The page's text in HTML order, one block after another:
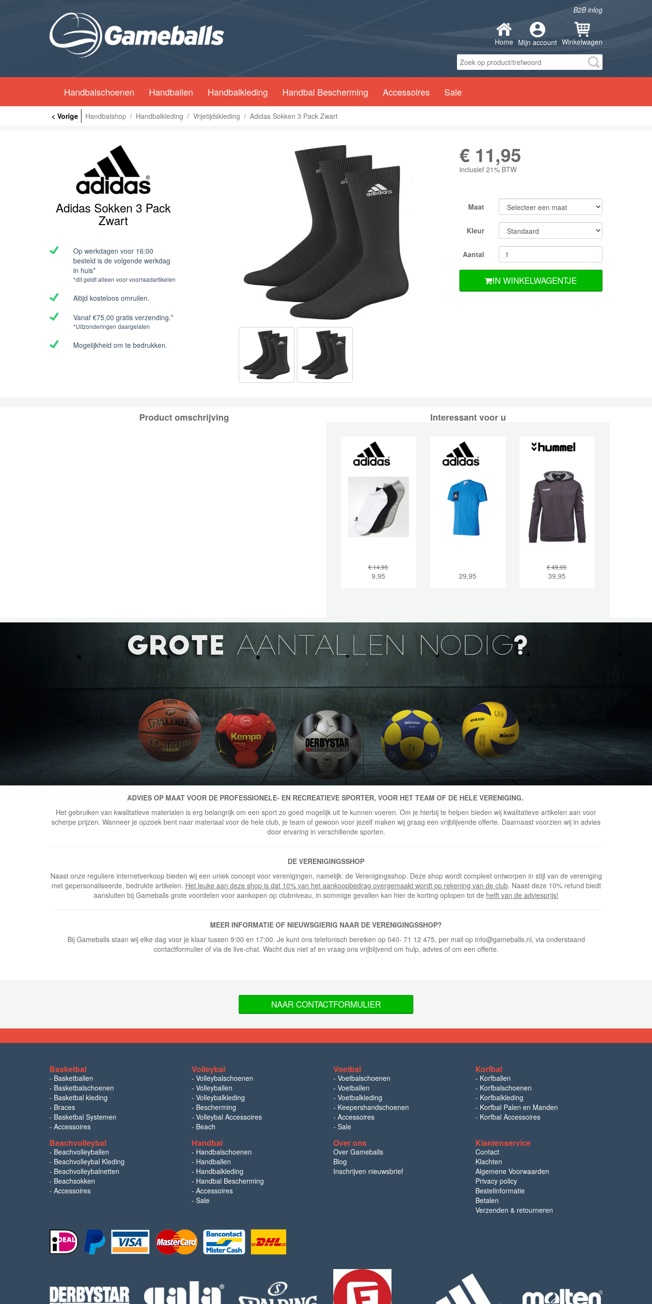
B2B inlog
Home Mijn account Winkelwagen
Handbalschoenen Handballen Handbalkleding Handbal Bescherming Accessoires Sale
< Vorige Handbalshop / Handbalkleding / Vrijetijdskleding / Adidas Sokken 3 Pack Zwart
Adidas Sokken 3 Pack
Zwart
Op werkdagen voor 16:00
besteld is de volgende werkdag
in huis*
*dit geldt alleen voor voorraadartikelen
Altijd kosteloos omruilen.
Vanaf €75,00 gratis verzending.*
*Uitzonderingen daargelaten
Mogelijkheid om te bedrukken.
€ 11,95
inclusief 21% BTW
Maat
Kleur
Aantal
IN WINKELWAGENTJE
Product omschrijving Interessant voor u
€ 14,95
9,95 29,95
€ 49,95
39,95
ADVIES OP MAAT VOOR DE PROFESSIONELE- EN RECREATIEVE SPORTER, VOOR HET TEAM OF DE HELE VERENIGING.
Het gebruiken van kwalitatieve materialen is erg belangrijk om een sport zo goed mogelijk uit te kunnen voeren. Om je hierbij te helpen bieden wij kwalitatieve artikelen aan voor
scherpe prijzen. Wanneer je opzoek bent naar materiaal voor de hele club, je team of gewoon voor jezelf maken wij graag een vrijblijvende offerte. Daarnaast voorzien wij in advies
door ervaring in verschillende sporten.
DE VERENIGINGSSHOP
Naast onze reguliere internetverkoop bieden wij een uniek concept voor verenigingen, namelijk: de Verenigingsshop. Deze shop wordt compleet ontworpen in stijl van de vereniging
met gepersonaliseerde, bedrukte artikelen. Het leuke aan deze shop is dat 10% van het aankoopbedrag overgemaakt wordt op rekening van de club. Naast deze 10% refund biedt
aansluiten bij Gameballs grote voordelen voor aankopen op clubniveau, in sommige gevallen kan hier de korting oplopen tot de helft van de adviesprijs!
MEER INFORMATIE OF NIEUWSGIERIG NAAR DE VERENIGINGSSHOP?
Bij Gameballs staan wij elke dag voor je klaar tussen 9:00 en 17:00. Je kunt ons telefonisch bereiken op 040- 71 12 475, per mail op info@gameballs.nl, via onderstaand
contactformulier of via de live-chat. Wacht dus niet af en vraag ons vrijblijvend om hulp, advies of om een offerte.
NAAR CONTACTFORMULIER
Basketbal
- Basketballen
- Basketbalschoenen
- Basketbal kleding
- Braces
- Basketbal Systemen
- Accessoires
Volleybal
- Volleybalschoenen
- Volleyballen
- Volleybalkleding
- Bescherming
- Volleybal Accessoires
- Beach
Voetbal
- Voetbalschoenen
- Voetballen
- Voetbalkleding
- Keepershandschoenen
- Accessoires
- Sale
Korfbal
- Korfballen
- Korfbalschoenen
- Korfbalkleding
- Korfbal Palen en Manden
- Korfbal Accessoires
Beachvolleybal
- Beachvolleyballen
- Beachvolleybal Kleding
- Beachvolleybalnetten
- Beachsokken
- Accessoires
Handbal
- Handbalschoenen
- Handballen
- Handbalkleding
- Handbal Bescherming
- Accessoires
- Sale
Over ons
Over Gameballs
Blog
Inschrijven nieuwsbrief
Klantenservice
Contact
Klachten
Algemene Voorwaarden
Privacy policy
Bestelinformatie
Betalen
Verzenden & retourneren